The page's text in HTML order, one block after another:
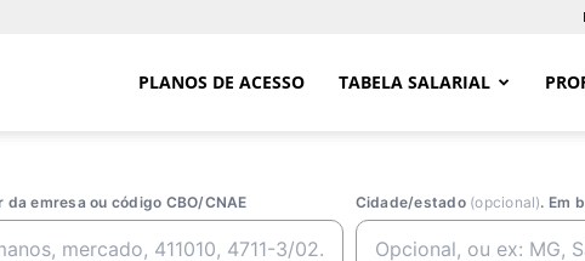
PLANOS DE ACESSO TABELA SALARIAL
emresa ou código CBO/CNAE Cidade/estado (opcional). Em